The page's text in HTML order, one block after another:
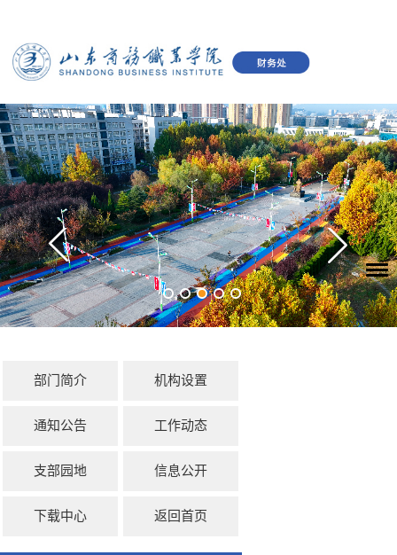
部门简介 机构设置
通知公告 工作动态
支部园地 信息公开
下载中心 返回首页